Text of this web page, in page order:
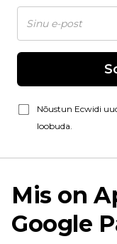
Nõustun Ecwidi
loobuda.
Mis on
Google